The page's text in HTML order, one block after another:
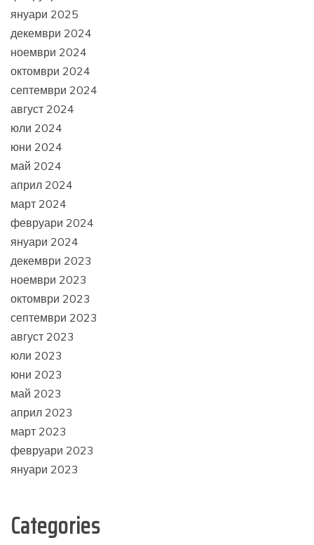
януари 2025
декември 2024
ноември 2024
октомври 2024
септември 2024
август 2024
юли 2024
юни 2024
май 2024
април 2024
март 2024
февруари 2024
януари 2024
декември 2023
ноември 2023
октомври 2023
септември 2023
август 2023
юли 2023
юни 2023
май 2023
април 2023
март 2023
февруари 2023
януари 2023
Categories